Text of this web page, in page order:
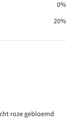
roze gebloemd
0%
20%